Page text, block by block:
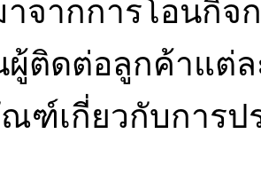
าจากการโอนกิ
ผู้ติดต่อลูกค้าแต่
ฑ์เกี่ยวกับการป